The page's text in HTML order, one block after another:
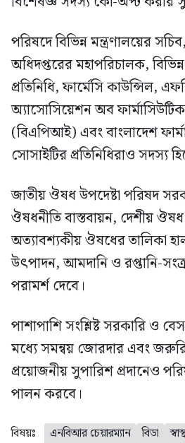
পরিষদে বিভিন্ন মন্ত্রণালয়ের
অধিদপ্তরের মহাপরিচালক, বিভিন্ন
প্রতিনিধি, ফার্মেসি কাউন্সিল,
অ্যাসোসিয়েশন অব
(বিএপিআই) এবং বাংলাদেশ
সোসাইটির প্রতিনিধিরাও সদস্য
জাতীয় ঔষধ উপদেষ্টা পরিষদ
ঔষধনীতি বাস্তবায়ন, দেশীয় ঔষধ
অত্যাবশ্যকীয় ঔষধের তালিকা
উৎপাদন, আমদানি ও রপ্তানি-
পরামর্শ দেবে।
পাশাপাশি সংশ্লিষ্ট সরকারি ও
মধ্যে সমন্বয় জোরদার এবং জরুরি
প্রয়োজনীয় সুপারিশ প্রদানেও
পালন করবে।
বিষয়ঃ এনবিআর চেয়ারম্যান বিডা